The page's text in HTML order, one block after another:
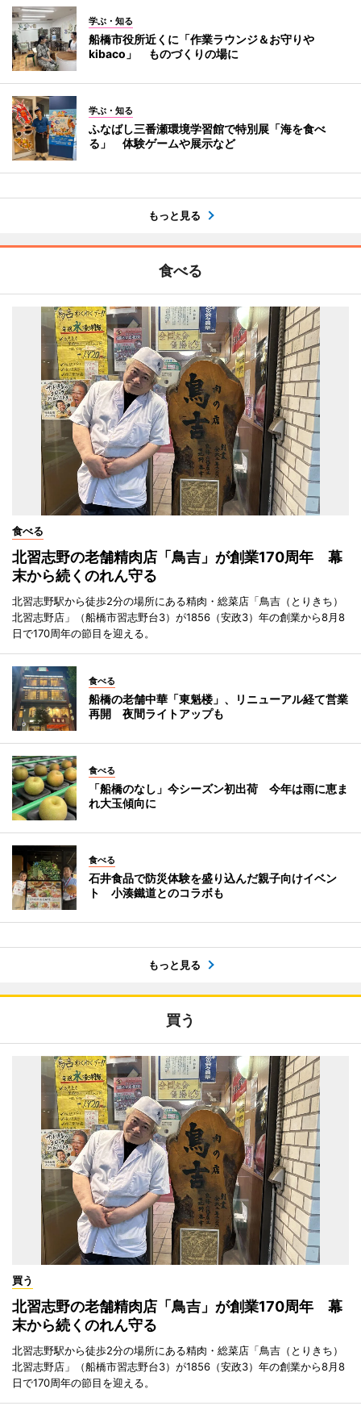
学ぶ・知る
船橋市役所近くに「作業ラウンジ＆お守りや
kibaco」 ものづくりの場に
学ぶ・知る
ふなばし三番瀬環境学習館で特別展「海を食べ
る」 体験ゲームや展示など
もっと見る
食べる
食べる
北習志野の老舗精肉店「鳥吉」が創業170周年 幕
末から続くのれん守る
北習志野駅から徒歩2分の場所にある精肉・総菜店「鳥吉（とりきち）
北習志野店」（船橋市習志野台3）が1856（安政3）年の創業から8月8
日で170周年の節目を迎える。
食べる
船橋の老舗中華「東魁楼」、リニューアル経て営業
再開 夜間ライトアップも
食べる
「船橋のなし」今シーズン初出荷 今年は雨に恵ま
れ大玉傾向に
食べる
石井食品で防災体験を盛り込んだ親子向けイベン
ト 小湊鐵道とのコラボも
もっと見る
買う
買う
北習志野の老舗精肉店「鳥吉」が創業170周年 幕
末から続くのれん守る
北習志野駅から徒歩2分の場所にある精肉・総菜店「鳥吉（とりきち）
北習志野店」（船橋市習志野台3）が1856（安政3）年の創業から8月8
日で170周年の節目を迎える。